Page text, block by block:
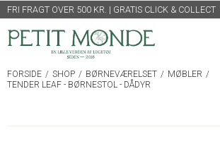
FRI FRAGT OVER 500 KR. | GRATIS CLICK & COLLECT
FORSIDE / SHOP / BØRNEVÆRELSET / MØBLER /
TENDER LEAF - BØRNESTOL - DÅDYR